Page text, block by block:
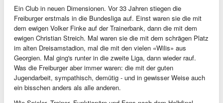
Ein Club in neuen Dimensionen. Vor 33 Jahren stiegen die
Freiburger erstmals in die Bundesliga auf. Einst waren sie die mit
dem ewigen Volker Finke auf der Trainerbank, dann die mit dem
ewigen Christian Streich. Mal waren sie die mit dem schrägen Platz
im alten Dreisamstadion, mal die mit den vielen «Wilis» aus
Georgien. Mal ging's runter in die zweite Liga, dann wieder rauf.
Was die Freiburger aber immer waren: die mit der guten
Jugendarbeit, sympathisch, demütig - und in gewisser Weise auch
ein bisschen anders als alle anderen.